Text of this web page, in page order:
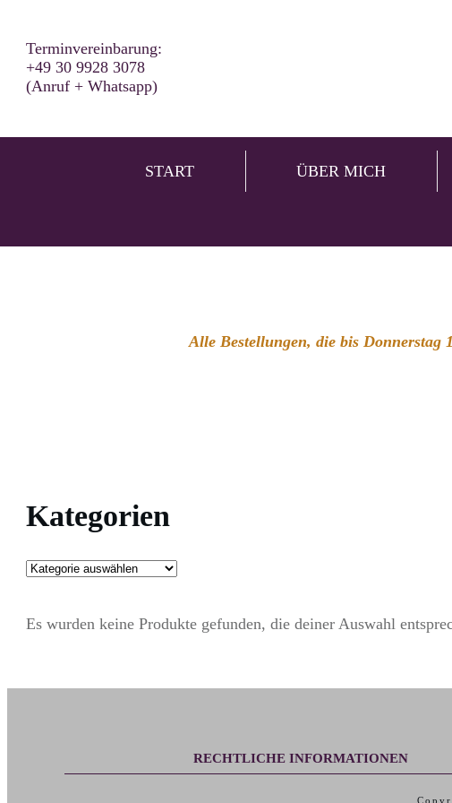
Terminvereinbarung:
+49 30 9928 3078
(Anruf + Whatsapp)
START ÜBER MICH
Alle Bestellungen, die bis Donnerstag
Kategorien
Es wurden keine Produkte gefunden, die deiner Auswahl
RECHTLICHE INFORMATIONEN